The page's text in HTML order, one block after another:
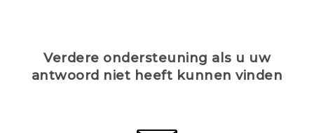
Verdere ondersteuning als u uw
antwoord niet heeft kunnen vinden